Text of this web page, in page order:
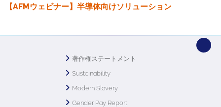
【AFMウェビナー】半導体向けソリューション
著作権ステートメント
Sustainability
Modern Slavery
Gender Pay Report